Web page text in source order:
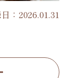
：2026.01.31